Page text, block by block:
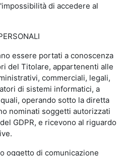
di accedere al
essere portati a conoscenza
del Titolare, appartenenti alle
commerciali, legali,
di sistemi informatici, a
operando sotto la diretta
nominati soggetti autorizzati
GDPR, e ricevono al riguardo
oggetto di comunicazione